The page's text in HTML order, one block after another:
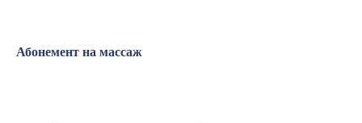
Абонемент на массаж